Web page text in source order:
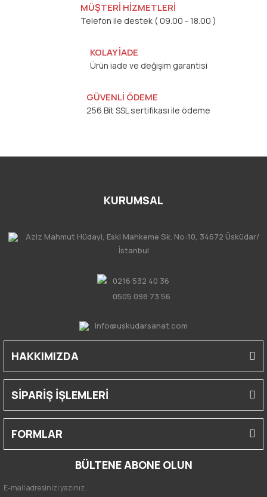
MÜŞTERİ HİZMETLERİ
Telefon ile destek ( 09.00 - 18.00 )
KOLAY İADE
Ürün iade ve değişim garantisi
GÜVENLİ ÖDEME
256 Bit SSL sertifikası ile ödeme
KURUMSAL
Aziz Mahmut Hüdayi, Eski Mahkeme Sk. No:10, 34672 Üsküdar/
İstanbul
0216 532 40 36
0505 098 73 56
info@uskudarsanat.com
HAKKIMIZDA
SİPARİŞ İŞLEMLERİ
FORMLAR
BÜLTENE ABONE OLUN